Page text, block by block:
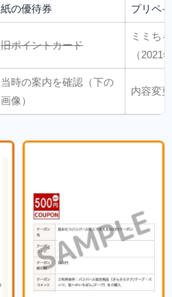
紙の優待券 プリペ
旧ポイントカード
ミミち
（2021
当時の案内を確認（下の
画像）
内容変